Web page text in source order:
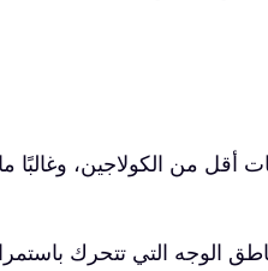
من الكولاجين، وغالبًا ما
الوجه التي تتحرك